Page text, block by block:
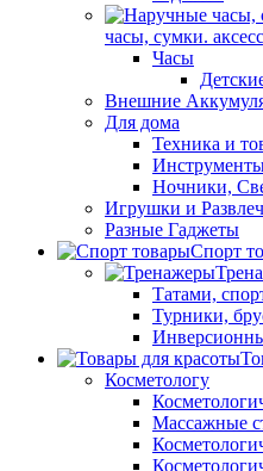
часы, сумки.
Часы
Внешние
Для дома
Техника и
Ночники,
Игрушки и
Разные Гаджеты
Спорт
Татами,
Турники,
Косметологу
Массажные